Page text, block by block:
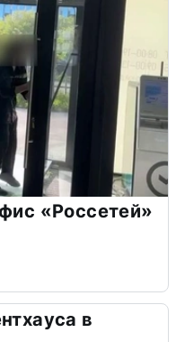
«Россетей»
в